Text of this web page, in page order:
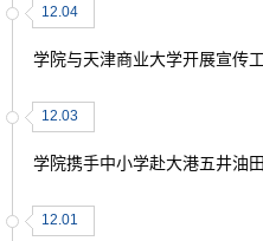
12.04
学院与天津商业大学开展宣传
12.03
学院携手中小学赴大港五井油
12.01